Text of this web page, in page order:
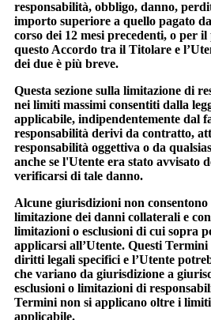
responsabilità, obbligo, danno,
importo superiore a quello pagato
corso dei 12 mesi precedenti, o per
questo Accordo tra il Titolare e
dei due è più breve.
Questa sezione sulla limitazione di
nei limiti massimi consentiti dalla
applicabile, indipendentemente dal
responsabilità derivi da contratto,
responsabilità oggettiva o da
anche se l'Utente era stato avvisato
verificarsi di tale danno.
Alcune giurisdizioni non consentono
limitazione dei danni collaterali e
limitazioni o esclusioni di cui sopra
applicarsi all’Utente. Questi Termini
diritti legali specifici e l’Utente
che variano da giurisdizione a
esclusioni o limitazioni di
Termini non si applicano oltre i
applicabile.